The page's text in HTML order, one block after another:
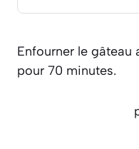
Enfourner le gâteau
pour 70 minutes.